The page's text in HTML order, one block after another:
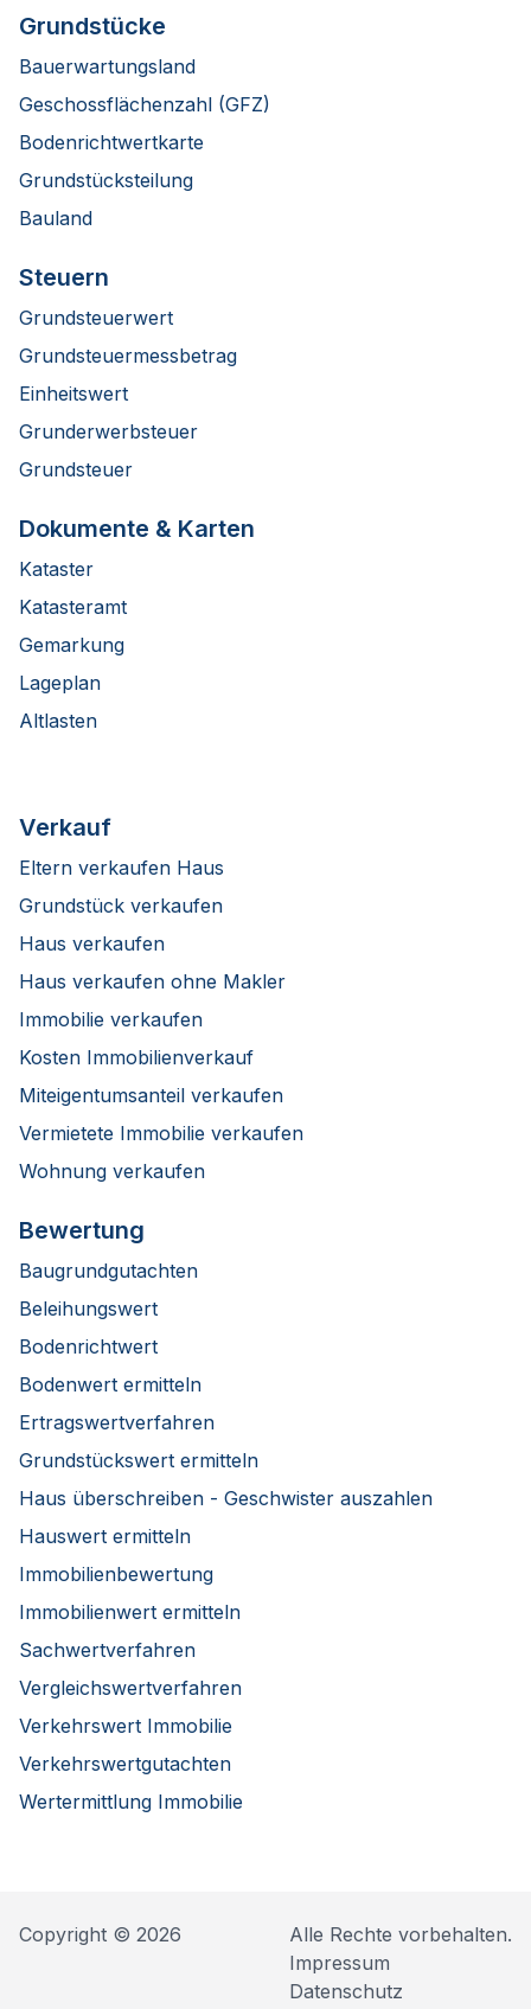
Grundstücke
Bauerwartungsland
Geschossflächenzahl (GFZ)
Bodenrichtwertkarte
Grundstücksteilung
Bauland
Steuern
Grundsteuerwert
Grundsteuermessbetrag
Einheitswert
Grunderwerbsteuer
Grundsteuer
Dokumente & Karten
Kataster
Katasteramt
Gemarkung
Lageplan
Altlasten
Verkauf
Eltern verkaufen Haus
Grundstück verkaufen
Haus verkaufen
Haus verkaufen ohne Makler
Immobilie verkaufen
Kosten Immobilienverkauf
Miteigentumsanteil verkaufen
Vermietete Immobilie verkaufen
Wohnung verkaufen
Bewertung
Baugrundgutachten
Beleihungswert
Bodenrichtwert
Bodenwert ermitteln
Ertragswertverfahren
Grundstückswert ermitteln
Haus überschreiben - Geschwister auszahlen
Hauswert ermitteln
Immobilienbewertung
Immobilienwert ermitteln
Sachwertverfahren
Vergleichswertverfahren
Verkehrswert Immobilie
Verkehrswertgutachten
Wertermittlung Immobilie
Copyright © 2026
Alle Rechte vorbehalten.
Impressum
Datenschutz